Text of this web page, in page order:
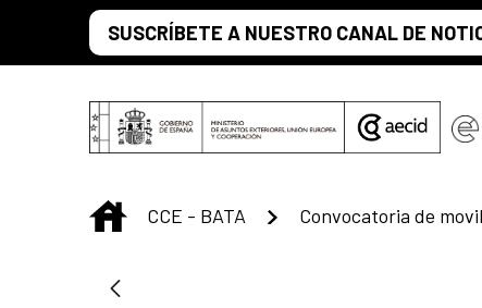
Saltar al contenido principal
SUSCRÍBETE A NUESTRO CANAL DE
INICIO
CCE - BATA Convocatoria de